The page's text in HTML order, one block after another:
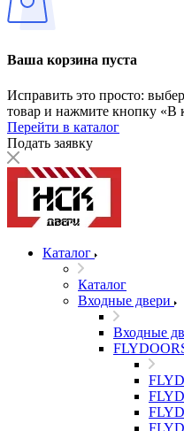
Ваша корзина пуста
Исправить это просто:
товар и нажмите кнопку «В
Перейти в каталог
Подать заявку
Каталог
Каталог
Входные двери
Входные